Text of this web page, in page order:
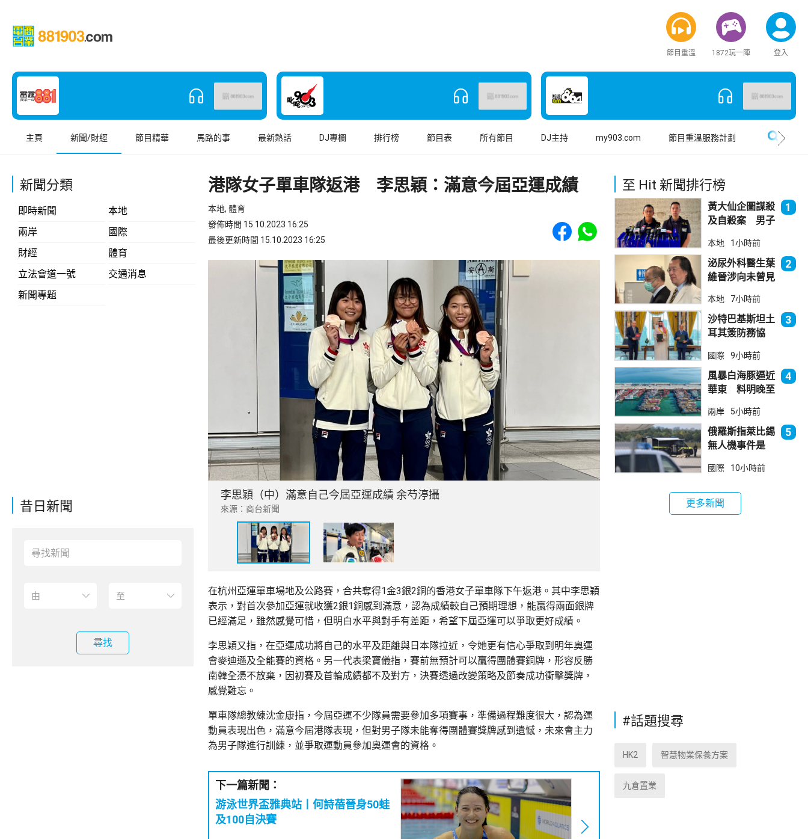
節目重溫 1872玩一陣 登入
主頁 新聞/財經 節目精華 馬路的事 最新熱話 DJ專欄 排行榜 節目表 所有節目 DJ主持 my903.com 節目重溫服務計劃
新聞分類
即時新聞
本地
兩岸
國際
財經
體育
立法會道一號
交通消息
新聞專題
昔日新聞
尋找
港隊女子單車隊返港 李思穎：滿意今屆亞運成績
本地, 體育
發佈時間 15.10.2023 16:25
最後更新時間 15.10.2023 16:25
Share to Facebook
Share to WhatsApp
李思穎（中）滿意自己今屆亞運成績 余芍渟攝
來源：商台新聞
在杭州亞運單車場地及公路賽，合共奪得1金3銀2銅的香港女子單車隊下午返港。其中李思穎
表示，對首次參加亞運就收獲2銀1銅感到滿意，認為成績較自己預期理想，能贏得兩面銀牌
已經滿足，雖然感覺可惜，但明白水平與對手有差距，希望下屆亞運可以爭取更好成績。
李思穎又指，在亞運成功將自己的水平及距離與日本隊拉近，令她更有信心爭取到明年奧運
會麥迪遜及全能賽的資格。另一代表梁寶儀指，賽前無預計可以贏得團體賽銅牌，形容反勝
南韓全憑不放棄，因初賽及首輪成績都不及對方，決賽透過改變策略及節奏成功衝擊獎牌，
感覺難忘。
單車隊總教練沈金康指，今屆亞運不少隊員需要參加多項賽事，準備過程難度很大，認為運
動員表現出色，滿意今屆港隊表現，但對男子隊未能奪得團體賽獎牌感到遺憾，未來會主力
為男子隊進行訓練，並爭取運動員參加奧運會的資格。
下一篇新聞：
游泳世界盃雅典站丨何詩蓓晉身50蛙
及100自決賽
至 Hit 新聞排行榜
黃大仙企圖謀殺
及自殺案 男子
墮樓亡
1
本地 1小時前
泌尿外科醫生葉
維晉涉向未曾見
委會繼續聆訊
2
本地 7小時前
沙特巴基斯坦土
耳其簽防務協
林團結
3
國際 9小時前
風暴白海豚逼近
華東 料明晚至
帶
4
兩岸 5小時前
俄羅斯指萊比錫
無人機事件是
5
國際 10小時前
更多新聞
#話題搜尋
HK2 智慧物業保養方案
九倉置業